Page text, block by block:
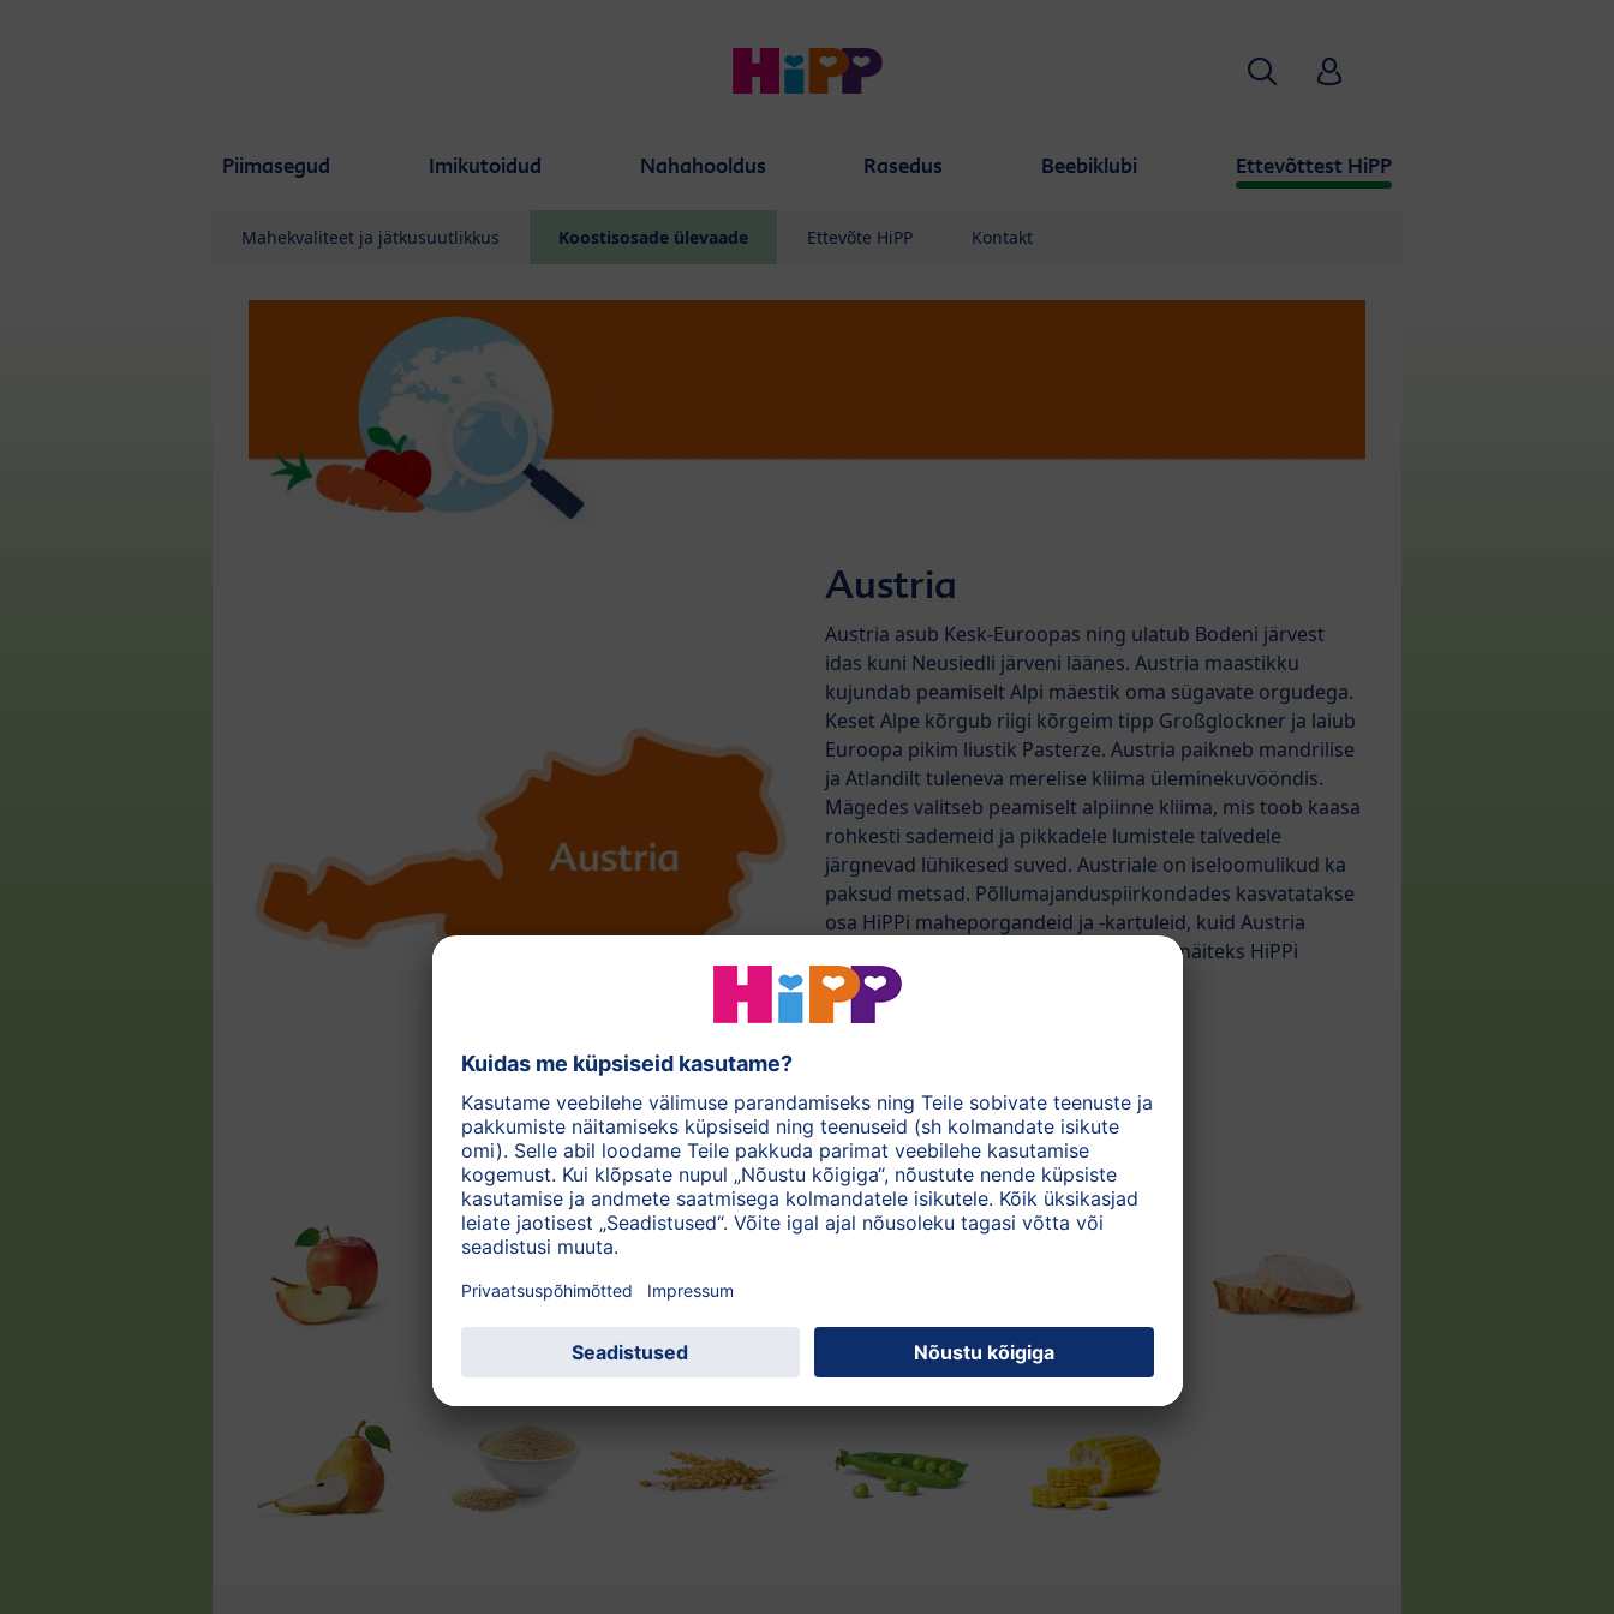
Piimasegud Imikutoidud Nahahooldus Rasedus Beebiklubi Ettevõttest HiPP
Otsi HiPP Babyclub
Mahekvaliteet ja jätkusuutlikkus Koostisosade ülevaade Ettevõte HiPP Kontakt
Austria
Austria asub Kesk-Euroopas ning ulatub Bodeni järvest
idas kuni Neusiedli järveni läänes. Austria maastikku
kujundab peamiselt Alpi mäestik oma sügavate orgudega.
Keset Alpe kõrgub riigi kõrgeim tipp Großglockner ja laiub
Euroopa pikim liustik Pasterze. Austria paikneb mandrilise
ja Atlandilt tuleneva merelise kliima üleminekuvööndis.
Mägedes valitseb peamiselt alpiinne kliima, mis toob kaasa
rohkesti sademeid ja pikkadele lumistele talvedele
järgnevad lühikesed suved. Austriale on iseloomulikud ka
paksud metsad. Põllumajanduspiirkondades kasvatatakse
osa HiPPi maheporgandeid ja -kartuleid, kuid Austria
kliimas kasvavad jõudsalt ka puuviljad, näiteks HiPPi
maheõunad ja -pirnid.